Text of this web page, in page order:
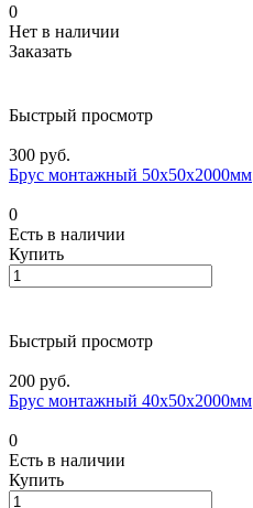
0
Нет в наличии
Заказать
Быстрый просмотр
300 руб.
Брус монтажный 50х50х2000мм
0
Есть в наличии
Купить
Быстрый просмотр
200 руб.
Брус монтажный 40х50х2000мм
0
Есть в наличии
Купить